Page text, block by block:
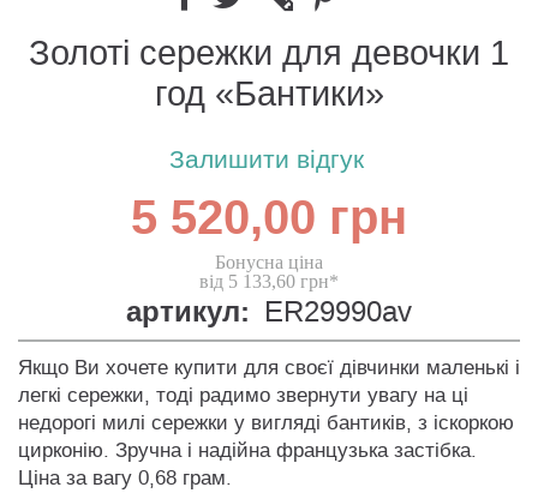
Золоті сережки для девочки 1
год «Бантики»
Залишити відгук
5 520,00 грн
Бонусна ціна
від 5 133,60 грн*
артикул: ER29990av
Якщо Ви хочете купити для своєї дівчинки маленькі і
легкі сережки, тоді радимо звернути увагу на ці
недорогі милі сережки у вигляді бантиків, з іскоркою
цирконію. Зручна і надійна французька застібка.
Ціна за вагу 0,68 грам.